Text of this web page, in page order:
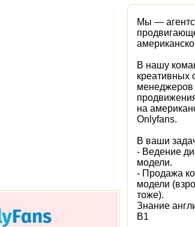
Мы —
В нашу
креативных
менеджеров
на
Onlyfans.
В ваши
- Ведение
модели.
- Продажа
модели
тоже).
Знание
B1